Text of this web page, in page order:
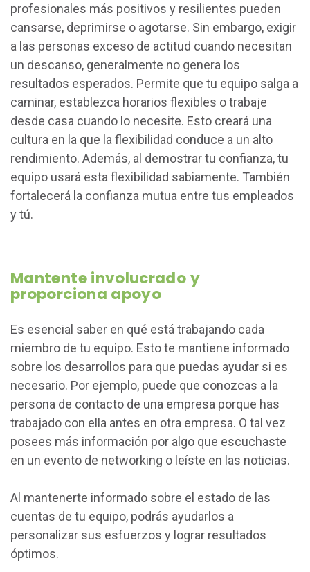
profesionales más positivos y resilientes pueden
cansarse, deprimirse o agotarse. Sin embargo, exigir
a las personas exceso de actitud cuando necesitan
un descanso, generalmente no genera los
resultados esperados. Permite que tu equipo salga a
caminar, establezca horarios flexibles o trabaje
desde casa cuando lo necesite. Esto creará una
cultura en la que la flexibilidad conduce a un alto
rendimiento. Además, al demostrar tu confianza, tu
equipo usará esta flexibilidad sabiamente. También
fortalecerá la confianza mutua entre tus empleados
y tú.
Mantente involucrado y
proporciona apoyo
Es esencial saber en qué está trabajando cada
miembro de tu equipo. Esto te mantiene informado
sobre los desarrollos para que puedas ayudar si es
necesario. Por ejemplo, puede que conozcas a la
persona de contacto de una empresa porque has
trabajado con ella antes en otra empresa. O tal vez
posees más información por algo que escuchaste
en un evento de networking o leíste en las noticias.
Al mantenerte informado sobre el estado de las
cuentas de tu equipo, podrás ayudarlos a
personalizar sus esfuerzos y lograr resultados
óptimos.